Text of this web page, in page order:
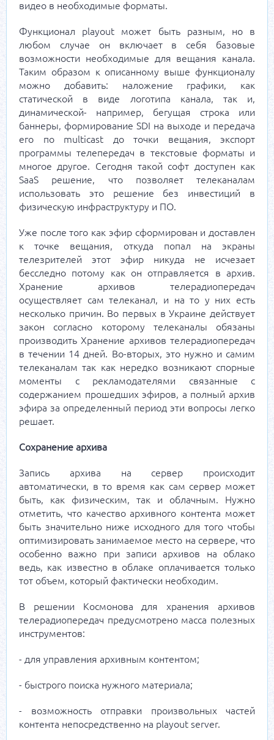
видео в необходимые форматы.
Функционал playout может быть разным, но в
любом случае он включает в себя базовые
возможности необходимые для вещания канала.
Таким образом к описанному выше функционалу
можно добавить: наложение графики, как
статической в виде логотипа канала, так и,
динамической- например, бегущая строка или
баннеры, формирование SDI на выходе и передача
его по multicast до точки вещания, экспорт
программы телепередач в текстовые форматы и
многое другое. Сегодня такой софт доступен как
SaaS решение, что позволяет телеканалам
использовать это решение без инвестиций в
физическую инфраструктуру и ПО.
Уже после того как эфир сформирован и доставлен
к точке вещания, откуда попал на экраны
телезрителей этот эфир никуда не исчезает
бесследно потому как он отправляется в архив.
Хранение архивов телерадиопередач
осуществляет сам телеканал, и на то у них есть
несколько причин. Во первых в Украине действует
закон согласно которому телеканалы обязаны
производить Хранение архивов телерадиопередач
в течении 14 дней. Во-вторых, это нужно и самим
телеканалам так как нередко возникают спорные
моменты с рекламодателями связанные с
содержанием прошедших эфиров, а полный архив
эфира за определенный период эти вопросы легко
решает.
Сохранение архива
Запись архива на сервер происходит
автоматически, в то время как сам сервер может
быть, как физическим, так и облачным. Нужно
отметить, что качество архивного контента может
быть значительно ниже исходного для того чтобы
оптимизировать занимаемое место на сервере, что
особенно важно при записи архивов на облако
ведь, как известно в облаке оплачивается только
тот объем, который фактически необходим.
В решении Космонова для хранения архивов
телерадиопередач предусмотрено масса полезных
инструментов:
- для управления архивным контентом;
- быстрого поиска нужного материала;
- возможность отправки произвольных частей
контента непосредственно на playout server.